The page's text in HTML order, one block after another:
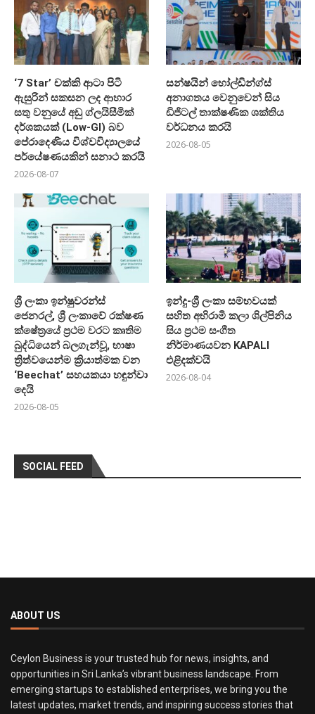
‘7 Star’ චක්කි ආටා පිටි
ඇසුරින් සකසන ලද ආහාර
සතු වනුයේ අඩු ග්ලයිසීමික්
දර්ශකයක් (Low-GI) බව
පේරාදෙණිය විශ්වවිද්‍යාලයේ
පර්යේෂණයකින් සනාථ කරයි
2026-08-07
සන්ෂයින් හෝල්ඩින්ග්ස්
අනාගතය වෙනුවෙන් සිය
ඩිජිටල් තාක්ෂණික ශක්තිය
වර්ධනය කරයි
2026-08-05
ශ්‍රී ලංකා ඉන්ෂුවරන්ස්
ජෙනරල්, ශ්‍රී ලංකාවේ රක්ෂණ
ක්ෂේත්‍රයේ ප්‍රථම වරට කෘතිම
බුද්ධියෙන් බලගැන්වූ, භාෂා
ත්‍රිත්වයෙන්ම ක්‍රියාත්මක වන
‘Beechat’ සහයකයා හඳුන්වා
දෙයි
2026-08-05
ඉන්දු-ශ්‍රී ලංකා සම්භවයක්
සහිත අභිරාමි කලා ශිල්පිනිය
සිය ප්‍රථම සංගීත
නිර්මාණයවන KAPALI
එළිදක්වයි
2026-08-04
SOCIAL FEED
ABOUT US
Ceylon Business is your trusted hub for news, insights, and
opportunities in Sri Lanka’s vibrant business landscape. From
emerging startups to established enterprises, we bring you the
latest updates, market trends, and inspiring success stories that